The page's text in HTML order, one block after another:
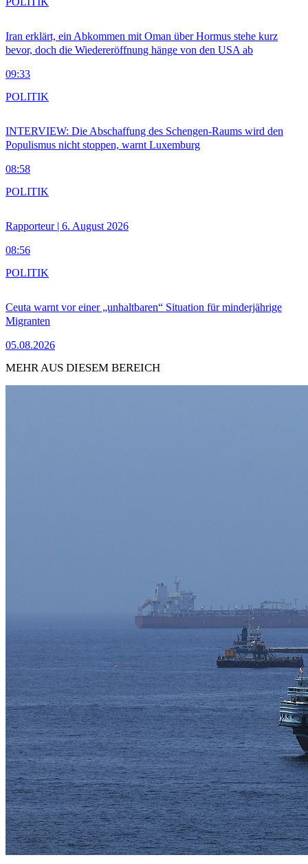
Iran erklärt, ein Abkommen mit Oman über Hormus stehe kurz
bevor, doch die Wiedereröffnung hänge von den USA ab
09:33
INTERVIEW: Die Abschaffung des Schengen-Raums wird den
Populismus nicht stoppen, warnt Luxemburg
08:58
POLITIK
Rapporteur | 6. August 2026
08:56
POLITIK
Ceuta warnt vor einer „unhaltbaren“ Situation für minderjährige
Migranten
05.08.2026
POLITIK
MEHR AUS DIESEM BEREICH